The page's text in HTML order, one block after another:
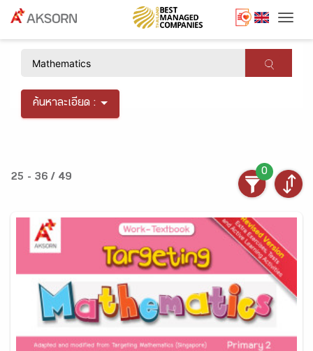
ค้นหาละเอียด :
25 - 36 / 49
0